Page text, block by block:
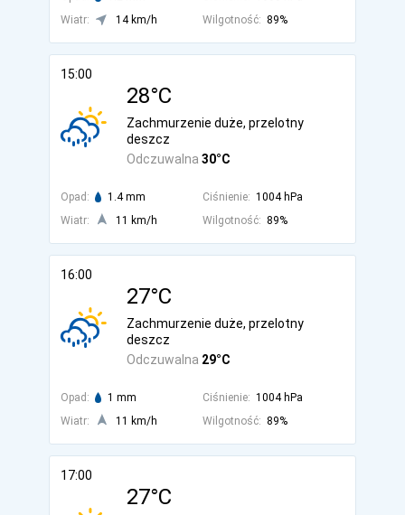
Wiatr:
14 km/h Wilgotność: 89%
15:00
28°C
Odczuwalna 30°C
Zachmurzenie duże, przelotny
deszcz
Opad: 1.4 mm Ciśnienie: 1004 hPa
Wiatr:
11 km/h Wilgotność: 89%
16:00
27°C
Odczuwalna 29°C
Zachmurzenie duże, przelotny
deszcz
Opad: 1 mm Ciśnienie: 1004 hPa
Wiatr:
11 km/h Wilgotność: 89%
17:00
27°C